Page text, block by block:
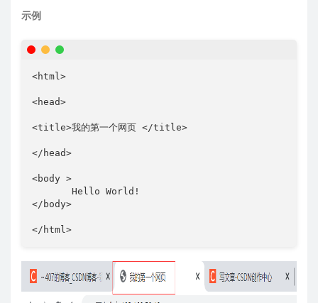
示例
<html>
<head>
<title>我的第一个网页 </title>
</head>
<body >
       Hello World!
</body>
</html>